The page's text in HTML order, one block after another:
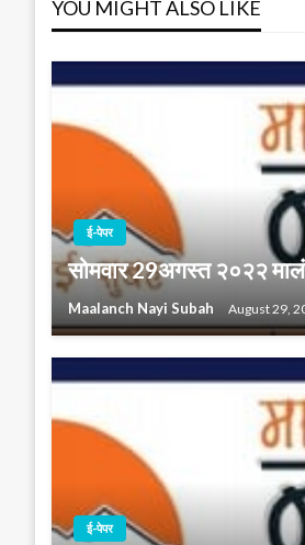
YOU MIGHT ALSO LIKE
ई-पेपर
सोमवार 29अगस्त २०२२
Maalanch Nayi Subah August 29,
ई-पेपर